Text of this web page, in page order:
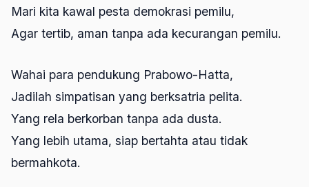
Mari kita kawal pesta demokrasi pemilu,
Agar tertib, aman tanpa ada kecurangan pemilu.
Wahai para pendukung Prabowo-Hatta,
Jadilah simpatisan yang berksatria pelita.
Yang rela berkorban tanpa ada dusta.
Yang lebih utama, siap bertahta atau tidak
bermahkota.